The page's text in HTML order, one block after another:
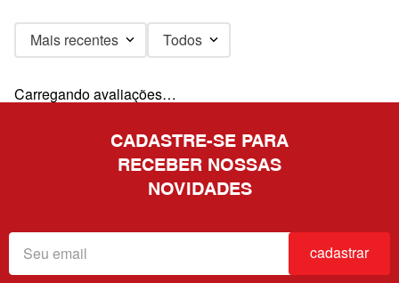
Mais recentes Todos
Carregando avaliações…
CADASTRE-SE PARA
RECEBER NOSSAS
NOVIDADES
cadastrar